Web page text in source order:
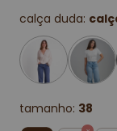
calça duda:
tamanho: 38